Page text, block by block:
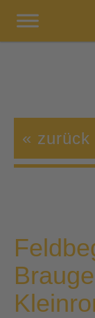
« zurück